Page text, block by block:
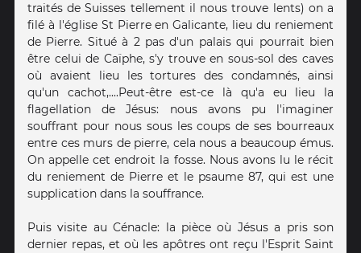
traités de Suisses tellement il nous trouve lents) on a
filé à l'église St Pierre en Galicante, lieu du reniement
de Pierre. Situé à 2 pas d'un palais qui pourrait bien
être celui de Caïphe, s'y trouve en sous-sol des caves
où avaient lieu les tortures des condamnés, ainsi
qu'un cachot,....Peut-être est-ce là qu'a eu lieu la
flagellation de Jésus: nous avons pu l'imaginer
souffrant pour nous sous les coups de ses bourreaux
entre ces murs de pierre, cela nous a beaucoup émus.
On appelle cet endroit la fosse. Nous avons lu le récit
du reniement de Pierre et le psaume 87, qui est une
supplication dans la souffrance.
Puis visite au Cénacle: la pièce où Jésus a pris son
dernier repas, et où les apôtres ont reçu l'Esprit Saint